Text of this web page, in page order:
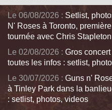
Le 06/08/2026 : Setlist,
N' Roses à Toronto,
tournée avec Chris
Le 02/08/2026 : Gros
toutes les infos : setlist,
Le 30/07/2026 : Guns n'
à Tinley Park dans la
: setlist, photos, videos